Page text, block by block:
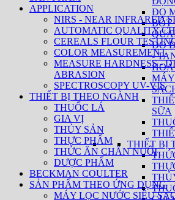
ĐO
BỘT
ĐO
-
MÁY
SỮA
THIẾT BỊ
APPLICATION
NIRS - NEAR INFRARED
AUTOMATIC QUALITY
CEREALS FLOUR
COLOR MEASUREMENT
MEASURE HARDNESS -
ABRASION
SPECTROSCOPY UV-VIS
THIẾT BỊ THEO NGÀNH
THUỐC LÁ
GIA VỊ
THỦY SẢN
THỰC PHẨM
THỨC ĂN CHĂN NUÔI
DƯỢC PHẨM
BECKMAN COULTER
SẢN PHẨM THEO ỨNG DỤNG
MÁY LỌC NƯỚC SIÊU